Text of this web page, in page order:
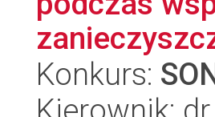
Konkurs: